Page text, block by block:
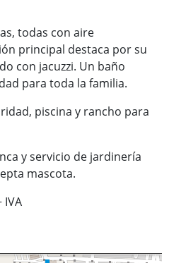
todas con aire
principal destaca por su
con jacuzzi. Un baño
para toda la familia.
piscina y rancho para
y servicio de jardinería
mascota.
IVA